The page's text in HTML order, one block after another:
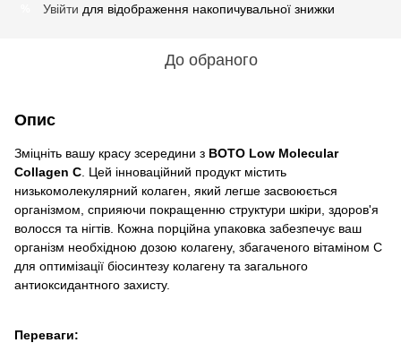
Увійти для відображення накопичувальної знижки
До обраного
Опис
Зміцніть вашу красу зсередини з BOTO Low Molecular
Collagen C . Цей інноваційний продукт містить
низькомолекулярний колаген, який легше засвоюється
організмом, сприяючи покращенню структури шкіри, здоров'я
волосся та нігтів. Кожна порційна упаковка забезпечує ваш
організм необхідною дозою колагену, збагаченого вітаміном C
для оптимізації біосинтезу колагену та загального
антиоксидантного захисту.
Переваги: